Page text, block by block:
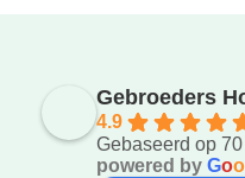
Gebroeders
4.9
Gebaseerd op
powered by Goo